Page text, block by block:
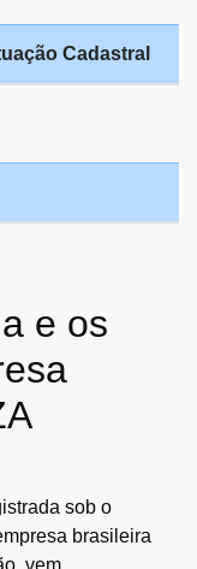
Cadastral
e os
sob o
brasileira
vem